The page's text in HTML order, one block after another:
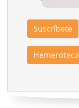
Suscríbete
Hemeroteca